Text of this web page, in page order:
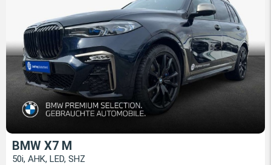
BMW X7 M
50i, AHK, LED, SHZ